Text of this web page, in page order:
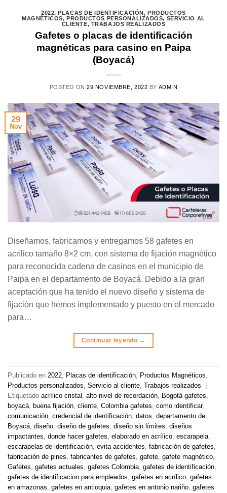
2022,PLACAS DE IDENTIFICACIÓN, PRODUCTOS
MAGNÉTICOS, PRODUCTOS PERSONALIZADOS, SERVICIO AL
CLIENTE, TRABAJOS REALIZADOS
Gafetes o placas de identificación
magnéticas para casino en Paipa
(Boyacá)
POSTED ON29 NOVIEMBRE, 2022 BY ADMIN
29
Nov
Diseñamos, fabricamos y entregamos 58 gafetes en
acrílico tamaño 8×2 cm, con sistema de fijación magnético
para reconocida cadena de casinos en el municipio de
Paipa en el departamento de Boyacá. Debido a la gran
aceptación que ha tenido el nuevo diseño y sistema de
fijación que hemos implementado y puesto en el mercado
para…
Continuar leyendo →
Publicado en 2022 Placas de identificación Productos Magnéticos
Productos personalizados Servicio al cliente Trabajos realizados
|
Etiquetado acrílico cristal alto nivel de recordación Bogotá gafetes
boyacá buena fijación cliente Colombia gafetes como identificar,
comunicación credencial de identificación datos departamento de
Boyacá diseño diseño de gafetes diseño sin límites diseños
impactantes donde hacer gafetes elaborado en acrílico escarapela
escarapelas de identificación evita accidentes fabricación de gafetes
fabricación de pines fabricantes de gafetes gafete gafete magnético
Gafetes gafetes actuales gafetes Colombia gafetes de identificación
gafetes de identificacion para empleados gafetes en acrílico gafetes
en amazonas gafetes en antioquia gafetes en antonio nariño gafetes